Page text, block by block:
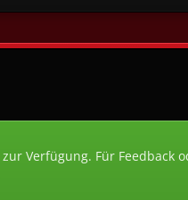
zur Verfügung. Für Feedback